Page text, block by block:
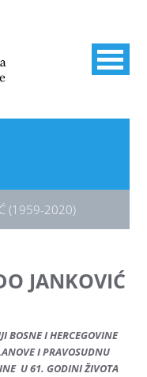
(1959-2020)
JANKOVIĆ
BOSNE I HERCEGOVINE
I PRAVOSUDNU
U 61. GODINI ŽIVOTA